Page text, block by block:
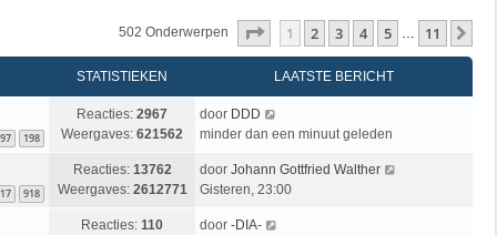
502 Onderwerpen Pagina1 Van 11
1 2 3 4 5 … 11
STATISTIEKEN LAATSTE BERICHT
198
Reacties: 2967
Weergaves: 621562
door DDD
minder dan een minuut geleden
918
Reacties: 13762
Weergaves: 2612771
door Johann Gottfried Walther
Gisteren, 23:00
Reacties: 110
door -DIA-